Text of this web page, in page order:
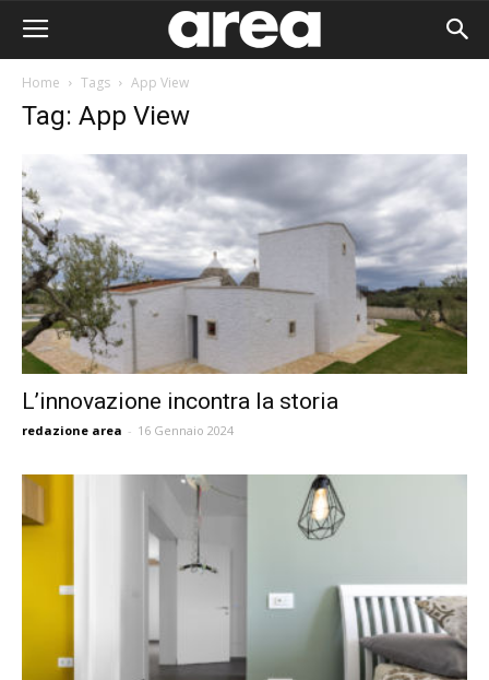
Home Tags App View
Tag: App View
L’innovazione incontra la storia
redazione area - 16 Gennaio 2024